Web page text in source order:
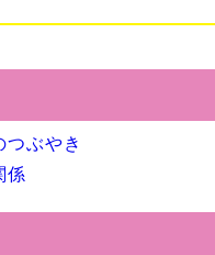
つぶやき
係